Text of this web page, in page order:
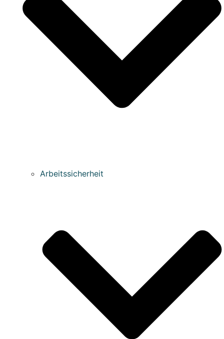
Arbeitssicherheit